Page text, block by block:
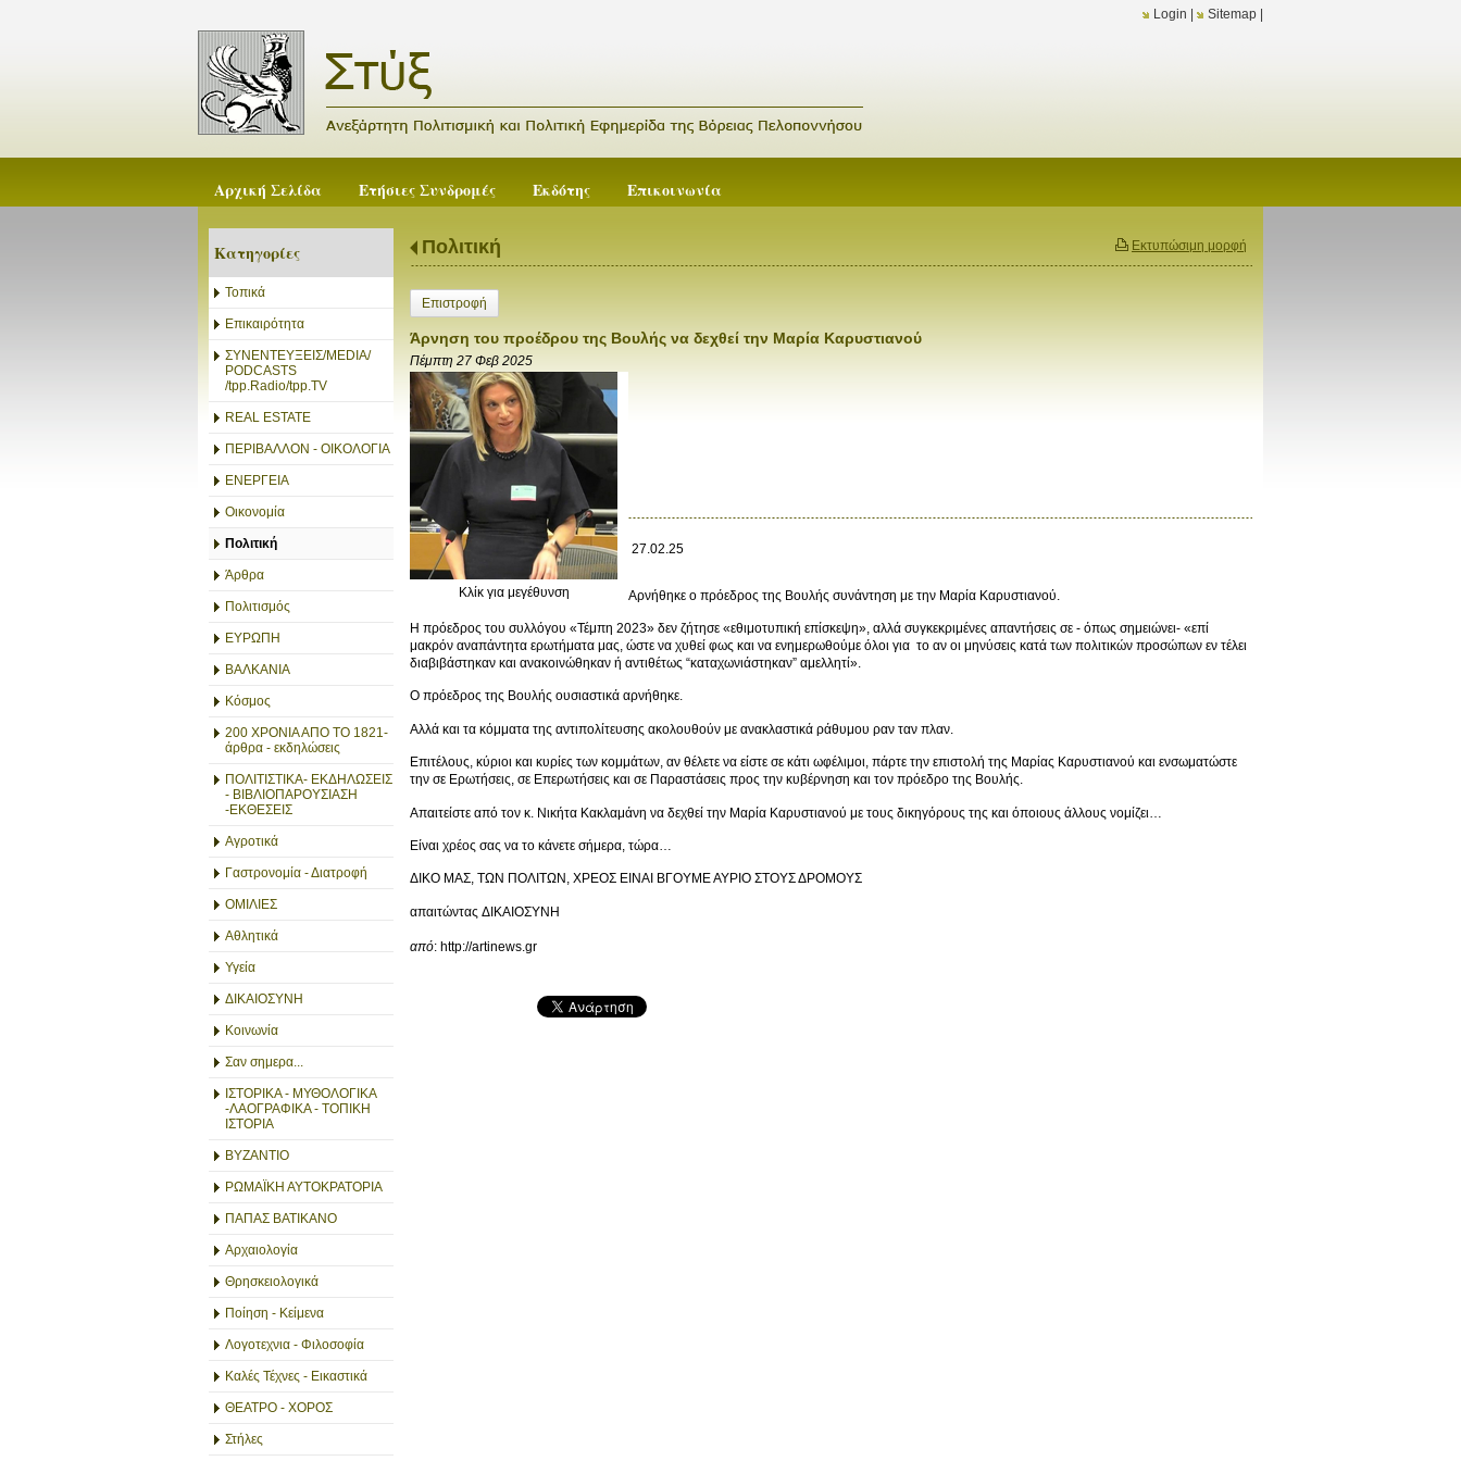
Login Sitemap
Αρχική Σελίδα Ετήσιες Συνδρομές Εκδότης Επικοινωνία
Κατηγορίες
Τοπικά
Επικαιρότητα
ΣΥΝΕΝΤΕΥΞΕΙΣ/MEDIA/
PODCASTS
/tpp.Radio/tpp.TV
REAL ESTATE
ΠΕΡΙΒΑΛΛΟΝ - ΟΙΚΟΛΟΓΙΑ
ΕΝΕΡΓΕΙΑ
Οικονομία
Πολιτική
Άρθρα
Πολιτισμός
ΕΥΡΩΠΗ
ΒΑΛΚΑΝΙΑ
Κόσμος
200 ΧΡΟΝΙΑ ΑΠΟ ΤΟ 1821-
άρθρα - εκδηλώσεις
ΠΟΛΙΤΙΣΤΙΚΑ- ΕΚΔΗΛΩΣΕΙΣ
- ΒΙΒΛΙΟΠΑΡΟΥΣΙΑΣΗ
-ΕΚΘΕΣΕΙΣ
Αγροτικά
Γαστρονομία - Διατροφή
ΟΜΙΛΙΕΣ
Αθλητικά
Υγεία
ΔΙΚΑΙΟΣΥΝΗ
Κοινωνία
Σαν σημερα...
ΙΣΤΟΡΙΚΑ - ΜΥΘΟΛΟΓΙΚΑ
-ΛΑΟΓΡΑΦΙΚΑ - ΤΟΠΙΚΗ
ΙΣΤΟΡΙΑ
ΒΥΖΑΝΤΙΟ
ΡΩΜΑΪΚΗ ΑΥΤΟΚΡΑΤΟΡΙΑ
ΠΑΠΑΣ ΒΑΤΙΚΑΝΟ
Αρχαιολογία
Θρησκειολογικά
Ποίηση - Κείμενα
Λογοτεχνια - Φιλοσοφία
Καλές Τέχνες - Εικαστικά
ΘΕΑΤΡΟ - ΧΟΡΟΣ
Στήλες
Εκτυπώσιμη μορφή
Πολιτική
Επιστροφή
Άρνηση του προέδρου της Βουλής να δεχθεί την Μαρία Καρυστιανού
Πέμπτη 27 Φεβ 2025
Κλίκ για μεγέθυνση
27.02.25
Αρνήθηκε ο πρόεδρος της Βουλής συνάντηση με την Μαρία Καρυστιανού.
Η πρόεδρος του συλλόγου «Τέμπη 2023» δεν ζήτησε «εθιμοτυπική επίσκεψη», αλλά συγκεκριμένες απαντήσεις σε - όπως σημειώνει- «επί
μακρόν αναπάντητα ερωτήματα μας, ώστε να χυθεί φως και να ενημερωθούμε όλοι για το αν οι μηνύσεις κατά των πολιτικών προσώπων εν τέλει
διαβιβάστηκαν και ανακοινώθηκαν ή αντιθέτως “καταχωνιάστηκαν” αμελλητί».
Ο πρόεδρος της Βουλής ουσιαστικά αρνήθηκε.
Αλλά και τα κόμματα της αντιπολίτευσης ακολουθούν με ανακλαστικά ράθυμου ραν ταν πλαν.
Επιτέλους, κύριοι και κυρίες των κομμάτων, αν θέλετε να είστε σε κάτι ωφέλιμοι, πάρτε την επιστολή της Μαρίας Καρυστιανού και ενσωματώστε
την σε Ερωτήσεις, σε Επερωτήσεις και σε Παραστάσεις προς την κυβέρνηση και τον πρόεδρο της Βουλής.
Απαιτείστε από τον κ. Νικήτα Κακλαμάνη να δεχθεί την Μαρία Καρυστιανού με τους δικηγόρους της και όποιους άλλους νομίζει…
Είναι χρέος σας να το κάνετε σήμερα, τώρα…
ΔΙΚΟ ΜΑΣ, ΤΩΝ ΠΟΛΙΤΩΝ, ΧΡΕΟΣ ΕΙΝΑΙ ΒΓΟΥΜΕ ΑΥΡΙΟ ΣΤΟΥΣ ΔΡΟΜΟΥΣ
απαιτώντας ΔΙΚΑΙΟΣΥΝΗ
από: http://artinews.gr